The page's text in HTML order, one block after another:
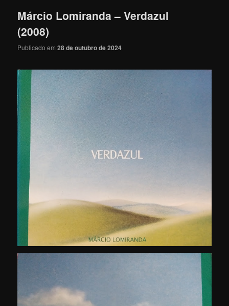
Márcio Lomiranda – Verdazul
(2008)
Publicado em28 de outubro de 2024